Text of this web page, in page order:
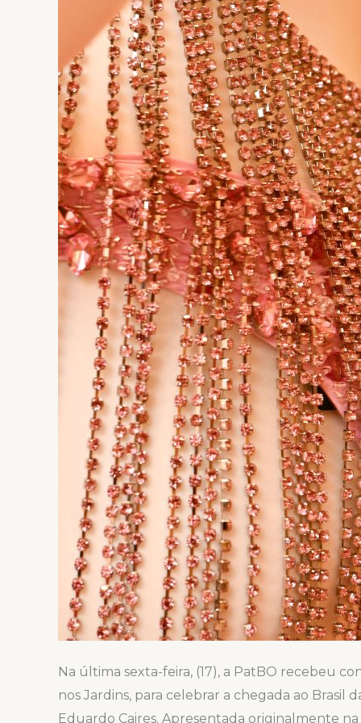
Na última sexta-feira, (17), a PatBO recebeu
nos Jardins, para celebrar a chegada ao Brasil
Eduardo Caires. Apresentada originalmente